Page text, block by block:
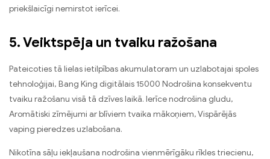
priekšlaicīgi nemirstot ierīcei.
5. Veiktspēja un tvaiku ražošana
Pateicoties tā lielas ietilpības akumulatoram un uzlabotajai spoles
tehnoloģijai, Bang King digitālais 15000 Nodrošina konsekventu
tvaiku ražošanu visā tā dzīves laikā. Ierīce nodrošina gludu,
Aromātiski zīmējumi ar blīviem tvaika mākoņiem, Vispārējās
vaping pieredzes uzlabošana.
Nikotīna sāļu iekļaušana nodrošina vienmērīgāku rīkles triecienu,